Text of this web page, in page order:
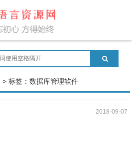
>标签：数据库管理软件
2018-09-07